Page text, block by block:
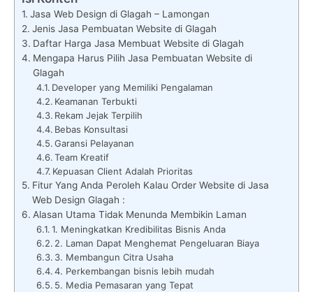
Jasa Web Design di Glagah – Lamongan
Jenis Jasa Pembuatan Website di Glagah
Daftar Harga Jasa Membuat Website di Glagah
Mengapa Harus Pilih Jasa Pembuatan Website di
Glagah
Developer yang Memiliki Pengalaman
Keamanan Terbukti
Rekam Jejak Terpilih
Bebas Konsultasi
Garansi Pelayanan
Team Kreatif
Kepuasan Client Adalah Prioritas
Fitur Yang Anda Peroleh Kalau Order Website di Jasa
Web Design Glagah :
Alasan Utama Tidak Menunda Membikin Laman
1. Meningkatkan Kredibilitas Bisnis Anda
2. Laman Dapat Menghemat Pengeluaran Biaya
3. Membangun Citra Usaha
4. Perkembangan bisnis lebih mudah
5. Media Pemasaran yang Tepat